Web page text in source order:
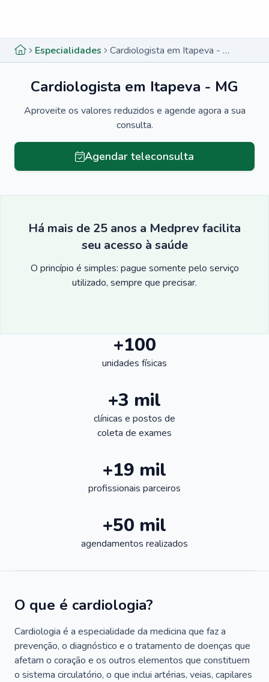
Especialidades Cardiologista em Itapeva - MG
Cardiologista em Itapeva - MG
Aproveite os valores reduzidos e agende agora a sua
consulta.
Agendar teleconsulta
Há mais de 25 anos a Medprev facilita
seu acesso à saúde
O princípio é simples: pague somente pelo serviço
utilizado, sempre que precisar.
+100
unidades físicas
+3 mil
clínicas e postos de
coleta de exames
+19 mil
profissionais parceiros
+50 mil
agendamentos realizados
O que é cardiologia?
Cardiologia é a especialidade da medicina que faz a
prevenção, o diagnóstico e o tratamento de doenças que
afetam o coração e os outros elementos que constituem
o sistema circulatório, o que inclui artérias, veias, capilares